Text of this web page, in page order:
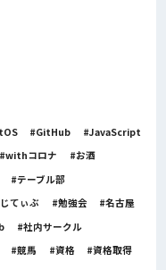
GitHub
JavaScript
withコロナ
お酒
テーブル部
てぃぶ 勉強会
名古屋
社内サークル
競馬 資格
資格取得